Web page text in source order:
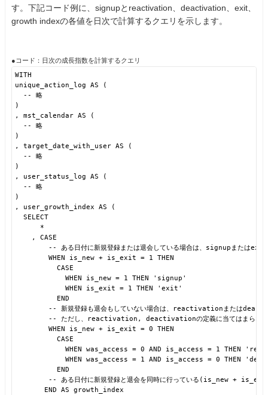
す。下記コード例に、signupとreactivation、deactivation、exit、
growth indexの各値を日次で計算するクエリを示します。
●コード：日次の成長指数を計算するクエリ
WITH
unique_action_log AS (
-- 略
)
, mst_calendar AS (
-- 略
)
, target_date_with_user AS (
-- 略
)
, user_status_log AS (
-- 略
)
, user_growth_index AS (
SELECT
*
, CASE
-- ある日付に新規登録または退会している場合は、signupまたはexit
WHEN is_new + is_exit = 1 THEN
CASE
WHEN is_new = 1 THEN 'signup'
WHEN is_exit = 1 THEN 'exit'
END
-- 新規登録も退会もしていない場合は、reactivationまたは
-- ただし、reactivation, deactivationの定義に当てはまらない
WHEN is_new + is_exit = 0 THEN
CASE
WHEN was_access = 0 AND is_access = 1 THEN
WHEN was_access = 1 AND is_access = 0 THEN
END
-- ある日付に新規登録と退会を同時に行っている(is_new +
END AS growth_index